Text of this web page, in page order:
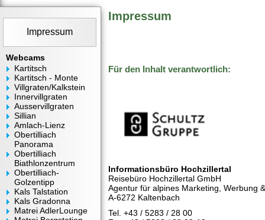
Impressum
Webcams
Kartitsch
Kartitsch - Monte
Villgraten/Kalkstein
Innervillgraten
Ausservillgraten
Sillian
Amlach-Lienz
Obertilliach
Panorama
Obertilliach
Biathlonzentrum
Obertilliach-
Golzentipp
Kals Talstation
Kals Gradonna
Matrei AdlerLounge
Impressum
Für den Inhalt verantwortlich:
Informationsbüro Hochzillertal
Reisebüro Hochzillertal GmbH
Agentur für alpines Marketing, Werbung
A-6272 Kaltenbach
Tel. +43 / 5283 / 28 00